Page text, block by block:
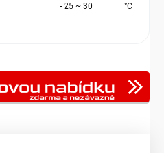
- 25 ~ 30 °C